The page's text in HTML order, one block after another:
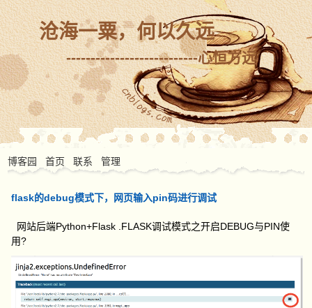
沧海一粟，何以久远
---------------------------心恒方远
博客园 首页 联系 管理
flask的debug模式下，网页输入pin码进行调试
网站后端Python+Flask .FLASK调试模式之开启DEBUG与PIN使
用?